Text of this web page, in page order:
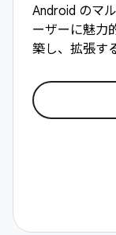
Android のマ
ーザーに魅力
築し、拡張す